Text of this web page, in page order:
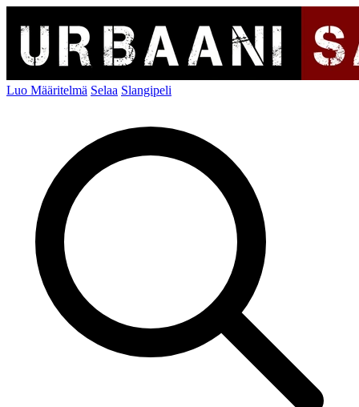
Luo Määritelmä Selaa Slangipeli